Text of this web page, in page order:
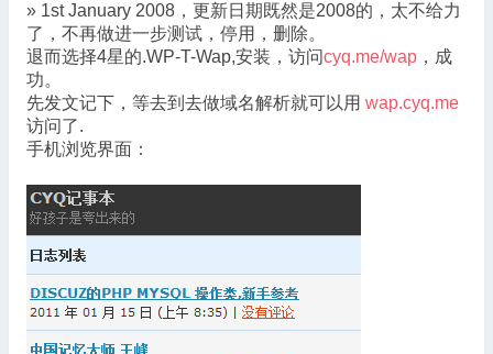
» 1st January 2008，更新日期既然是2008的，太不给力
了，不再做进一步测试，停用，删除。
退而选择4星的.WP-T-Wap,安装，访问cyq.me/wap ，成
功。
先发文记下，等去到去做域名解析就可以用 wap.cyq.me
访问了.
手机浏览界面：